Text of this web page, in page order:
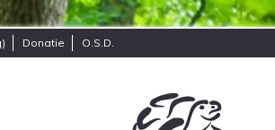
Donatie O.S.D.